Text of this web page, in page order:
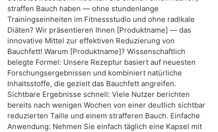
straffen Bauch haben — ohne stundenlange
Trainingseinheiten im Fitnessstudio und ohne radikale
Diäten? Wir präsentieren Ihnen [Produktname] — das
innovative Mittel zur effektiven Reduzierung von
Bauchfett! Warum [Produktname]? Wissenschaftlich
belegte Formel: Unsere Rezeptur basiert auf neuesten
Forschungsergebnissen und kombiniert natürliche
Inhaltsstoffe, die gezielt das Bauchfett angreifen.
Sichtbare Ergebnisse schnell: Viele Nutzer berichten
bereits nach wenigen Wochen von einer deutlich sichtbar
reduzierten Taille und einem strafferen Bauch. Einfache
Anwendung: Nehmen Sie einfach täglich eine Kapsel mit